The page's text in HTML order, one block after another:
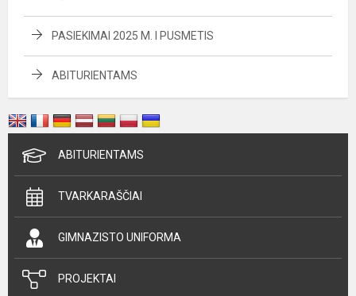
PASIEKIMAI 2025 M. I PUSMETIS
ABITURIENTAMS
ABITURIENTAMS
TVARKARAŠČIAI
GIMNAZISTO UNIFORMA
PROJEKTAI